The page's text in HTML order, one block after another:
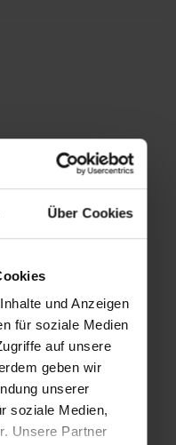
Über Cookies
und Anzeigen
für soziale Medien
auf unsere
geben wir
unserer
soziale Medien,
Unsere Partner